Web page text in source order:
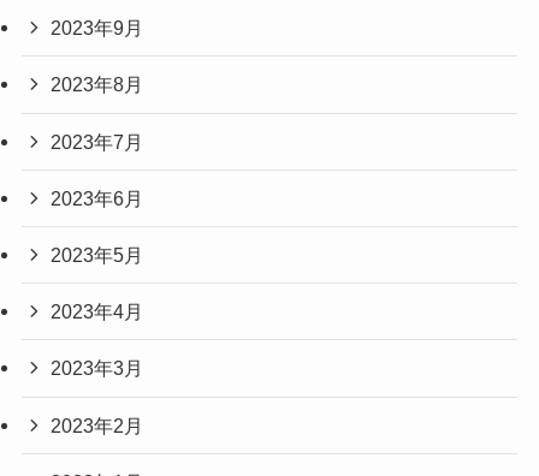
2023年9月
2023年8月
2023年7月
2023年6月
2023年5月
2023年4月
2023年3月
2023年2月